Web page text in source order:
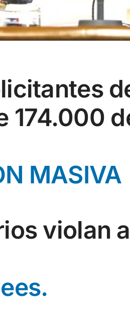
174.000
MASIVA
violan